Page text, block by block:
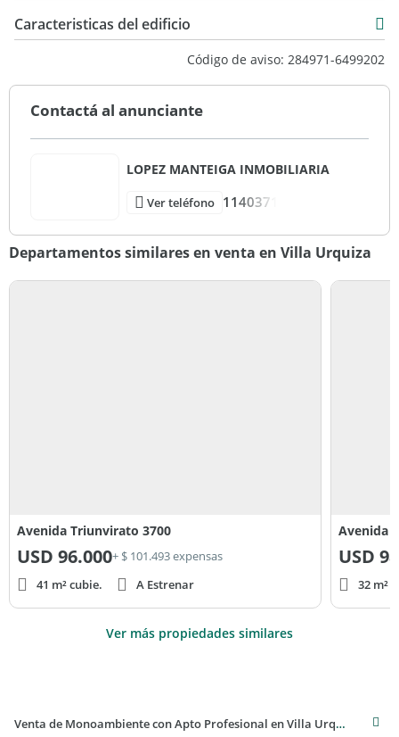
Caracteristicas del edificio
Primera Categoria
Código de aviso: 284971-6499202
Contactá al anunciante
LOPEZ MANTEIGA INMOBILIARIA
Ver teléfono 1140371
Departamentos similares en venta en Villa Urquiza
Avenida Triunvirato 3700
USD 96.000+ $ 101.493 expensas
41 m² cubie.
A Estrenar
Avenida
USD
32 m²
Ver más propiedades similares
Venta de Monoambiente con Apto Profesional en Villa Urquiza